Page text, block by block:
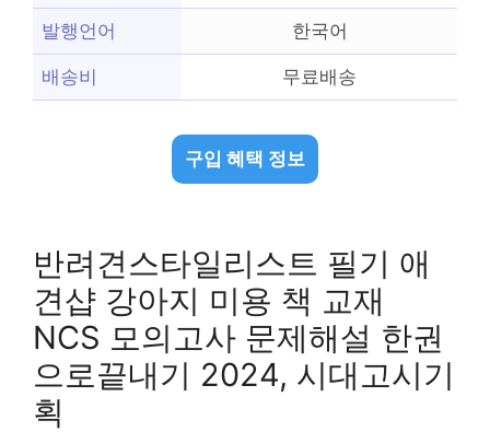
발행언어 한국어
배송비 무료배송
구입 혜택 정보
반려견스타일리스트 필기 애
견샵 강아지 미용 책 교재
NCS 모의고사 문제해설 한권
으로끝내기 2024, 시대고시기
획